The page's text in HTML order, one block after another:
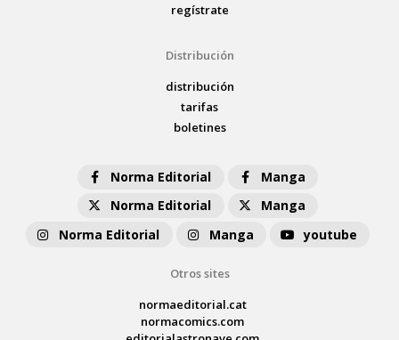
regístrate
Distribución
distribución
tarifas
boletines
Norma Editorial
Manga
Norma Editorial
Manga
Norma Editorial
Manga youtube
Otros sites
normaeditorial.cat
normacomics.com